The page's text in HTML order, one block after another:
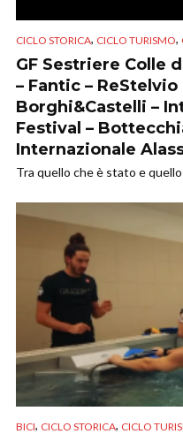
CICLO STORICA, CICLO TURISMO,
GF Sestriere Colle
– Fantic – ReStelvio
Borghi&Castelli –
Festival –
Internazionale
Tra quello che è stato e
BICI, CICLO STORICA, CICLO